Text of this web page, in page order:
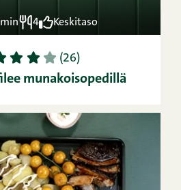
4 Keskitaso
3 4 5 (26)
munakoisopedillä